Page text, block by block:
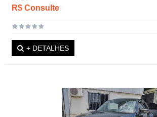
R$ Consulte
+ DETALHES